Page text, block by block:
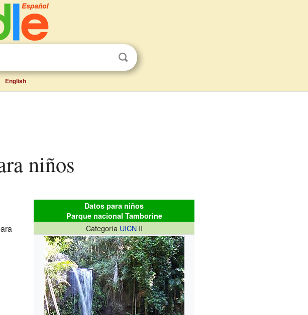
English
niños
Datos para niños
Parque nacional Tamborine
Categoría UICNII